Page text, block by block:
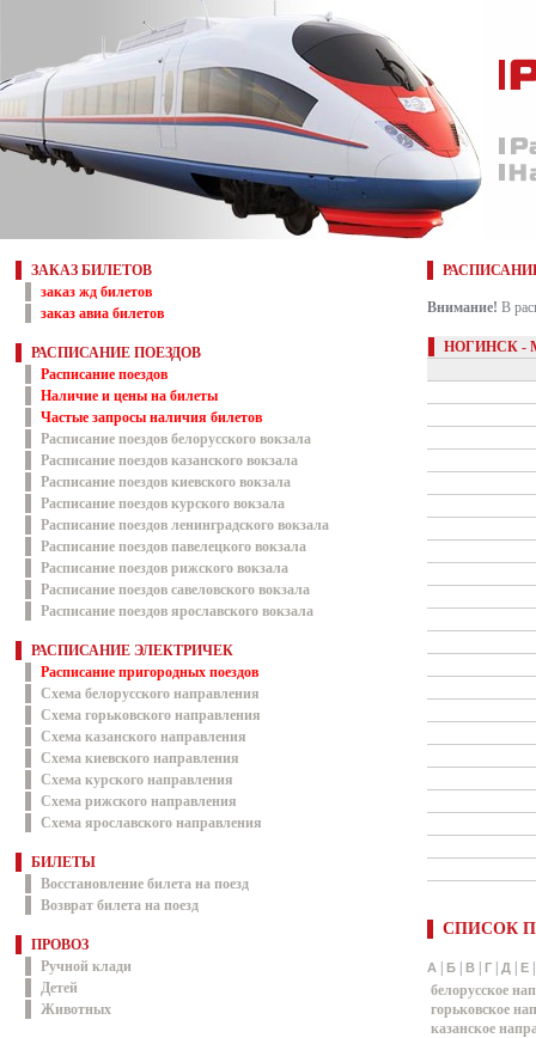
ЗАКАЗ БИЛЕТОВ
заказ жд билетов
заказ авиа билетов
РАСПИСАНИЕ ПОЕЗДОВ
Расписание поездов
Наличие и цены на билеты
Частые запросы наличия билетов
Расписание поездов белорусского вокзала
Расписание поездов казанского вокзала
Расписание поездов киевского вокзала
Расписание поездов курского вокзала
Расписание поездов ленинградского вокзала
Расписание поездов павелецкого вокзала
Расписание поездов рижского вокзала
Расписание поездов савеловского вокзала
Расписание поездов ярославского вокзала
РАСПИСАНИЕ ЭЛЕКТРИЧЕК
Расписание пригородных поездов
Схема белорусского направления
Схема горьковского направления
Схема казанского направления
Схема киевского направления
Схема курского направления
Схема рижского направления
Схема ярославского направления
БИЛЕТЫ
Восстановление билета на поезд
Возврат билета на поезд
ПРОВОЗ
Ручной клади
Детей
Животных
Внимание! В
НОГИНСК -
СПИСОК
А Б В Г Д Е
белорусское
горьковское
казанское